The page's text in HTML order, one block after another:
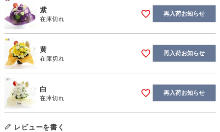
紫
在庫切れ
再入荷お知らせ
黄
在庫切れ
再入荷お知らせ
白
在庫切れ
再入荷お知らせ
レビューを書く